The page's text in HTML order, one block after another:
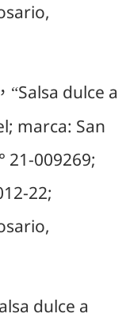
“Salsa dulce a
marca: San
21-009269;
22;
dulce a